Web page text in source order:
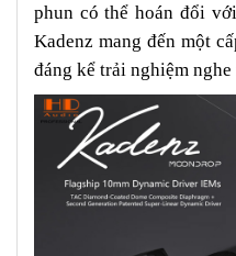
phun có thể hoán đổi
Kadenz mang đến một
đáng kể trải nghiệm